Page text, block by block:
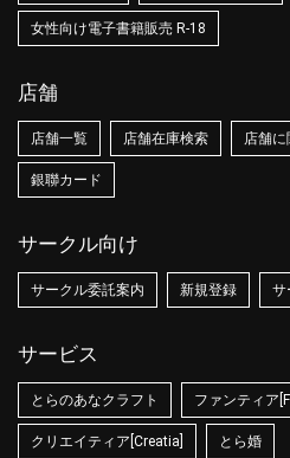
女性向け電子書籍販売 R-18
店舗
店舗一覧 店舗在庫検索 店舗に
銀聯カード
サークル向け
サークル委託案内 新規登録 サ
サービス
とらのあなクラフト ファンティア
クリエイティア[Creatia] とら婚